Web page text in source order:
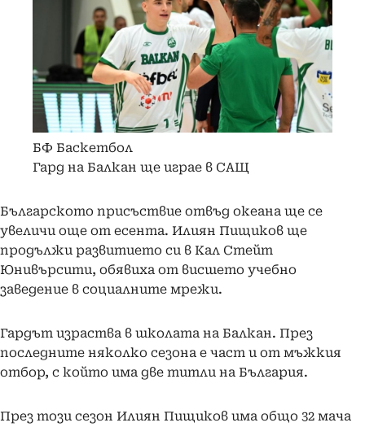
БФ Баскетбол
Гард на Балкан ще играе в САЩ
Българското присъствие отвъд океана ще се
увеличи още от есента. Илиян Пищиков ще
продължи развитието си в Кал Стейт
Юнивърсити, обявиха от висшето учебно
заведение в социалните мрежи.
Гардът израства в школата на Балкан. През
последните няколко сезона е част и от мъжкия
отбор, с който има две титли на България.
През този сезон Илиян Пищиков има общо 32 мача